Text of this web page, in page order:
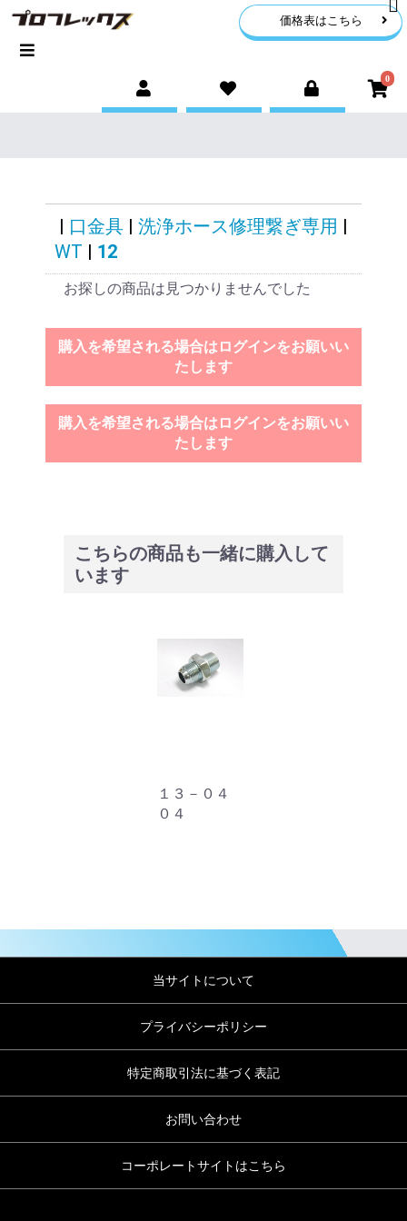
価格表はこちら
0
| 口金具 | 洗浄ホース修理繋ぎ専用 |
WT | 12
お探しの商品は見つかりませんでした
購入を希望される場合はログインをお願いい
たします
購入を希望される場合はログインをお願いい
たします
こちらの商品も一緒に購入して
います
１３－０４
０４
当サイトについて
プライバシーポリシー
特定商取引法に基づく表記
お問い合わせ
コーポレートサイトはこちら